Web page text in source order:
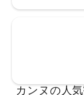
カンヌの人